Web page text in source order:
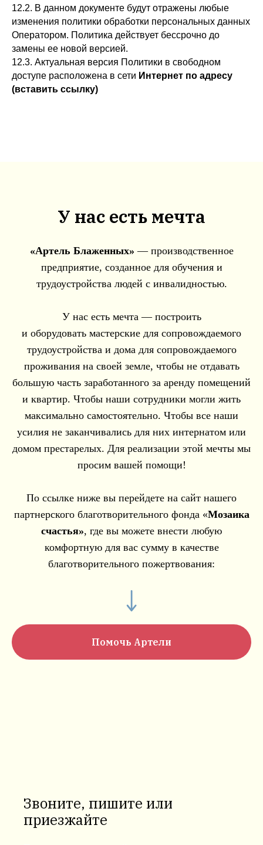
12.2. В данном документе будут отражены любые
изменения политики обработки персональных данных
Оператором. Политика действует бессрочно до
замены ее новой версией.
12.3. Актуальная версия Политики в свободном
доступе расположена в сети Интернет по адресу
(вставить ссылку)
У нас есть мечта
«Артель Блаженных»— производственное
предприятие, созданное для обучения и
трудоустройства людей с инвалидностью.
У нас есть мечта — построить
и оборудовать мастерские для сопровождаемого
трудоустройства и дома для сопровождаемого
проживания на своей земле, чтобы не отдавать
большую часть заработанного за аренду помещений
и квартир. Чтобы наши сотрудники могли жить
максимально самостоятельно. Чтобы все наши
усилия не заканчивались для них интернатом или
домом престарелых. Для реализации этой мечты мы
просим вашей помощи!
По ссылке ниже вы перейдете на сайт нашего
партнерского благотворительного фонда «Мозаика
счастья», где вы можете внести любую
комфортную для вас сумму в качестве
благотворительного пожертвования:
Помочь Артели
Звоните, пишите или
приезжайте